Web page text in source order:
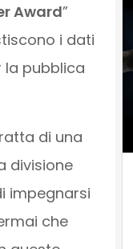
Award”
i dati
la pubblica
di una
divisione
impegnarsi
che